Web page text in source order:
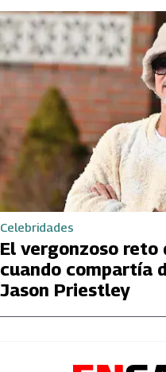
Celebridades
El vergonzoso reto
cuando compartía
Jason Priestley